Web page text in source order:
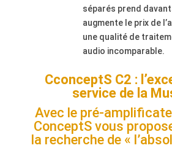
séparés prend
augmente le prix de
une qualité de
audio incomparable.
CconceptS C2 :
service de la
Avec le pré-
ConceptS vous
la recherche de «